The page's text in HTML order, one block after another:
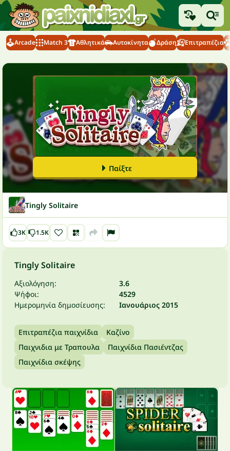
Arcade Match 3 Αθλητικά Αυτοκίνητα Δράση Επιτραπέζια
Παίξτε
Tingly Solitaire
3K 1.5K
Tingly Solitaire
Αξιολόγηση:
3.6
Ψήφοι:
4529
Ημερομηνία δημοσίευσης:
Ιανουάριος 2015
Επιτραπέζια παιχνίδια
Καζίνο
Παιχνιδια με Τραπουλα
Παιχνίδια Πασιέντζας
Παιχνίδια σκέψης